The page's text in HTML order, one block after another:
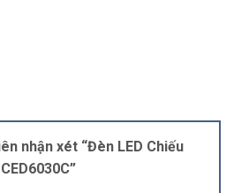
nhận xét “Đèn LED Chiếu